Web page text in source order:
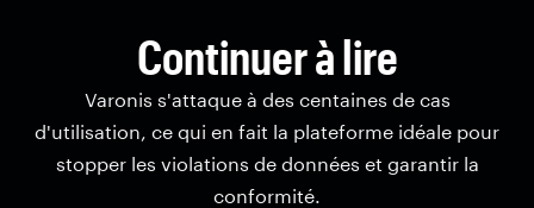
Continuer à lire
Varonis s'attaque à des centaines de cas
d'utilisation, ce qui en fait la plateforme idéale pour
stopper les violations de données et garantir la
conformité.